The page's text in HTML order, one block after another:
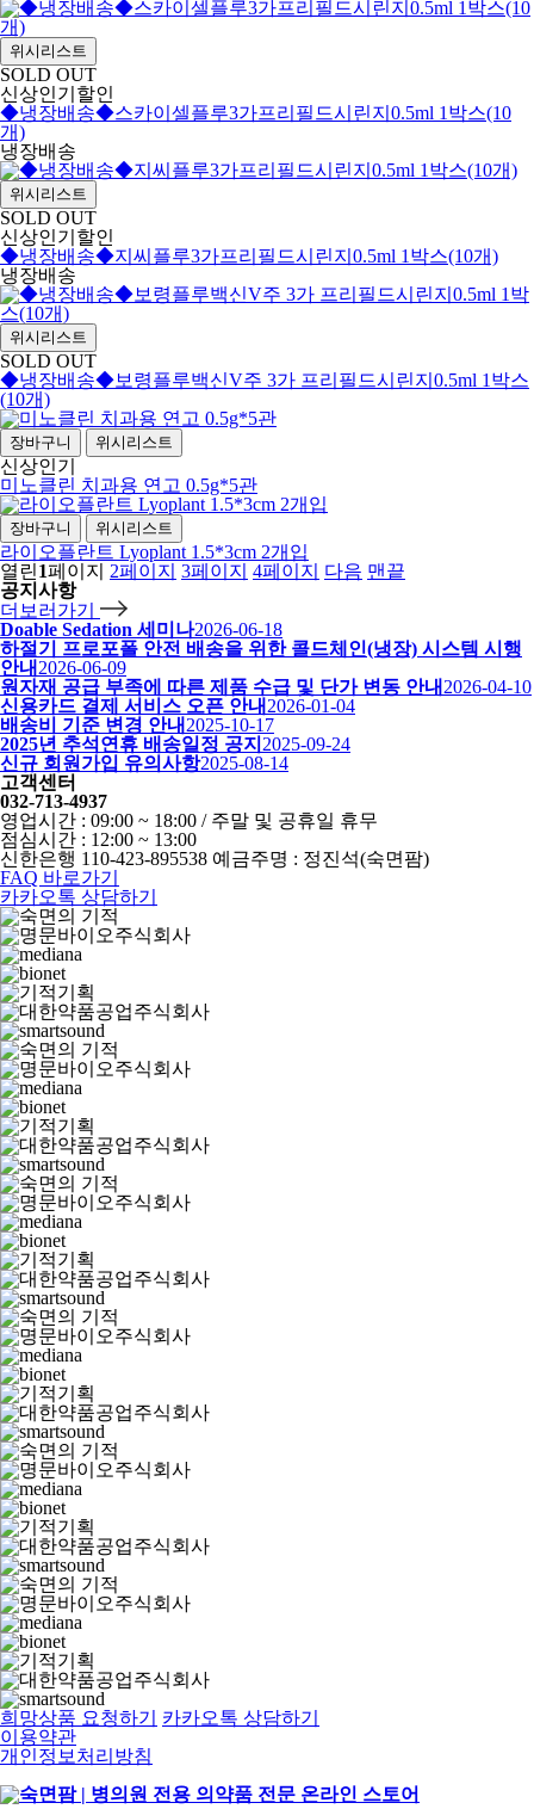
위시리스트
SOLD OUT
신상인기 할인
◆냉장배송◆스카이셀플루3가프리필드시린지0.5ml 1박스(10
개)
냉장배송
위시리스트
SOLD OUT
신상인기 할인
◆냉장배송◆지씨플루3가프리필드시린지0.5ml 1박스(10개)
냉장배송
위시리스트
SOLD OUT
◆냉장배송◆보령플루백신V주 3가 프리필드시린지0.5ml 1박스
(10개)
장바구니 위시리스트
신상인기
미노클린 치과용 연고 0.5g*5관
장바구니 위시리스트
라이오플란트 Lyoplant 1.5*3cm 2개입
열린1페이지 2페이지 3페이지 4페이지 다음 맨끝
공지사항
더보러가기
Doable Sedation 세미나2026-06-18
하절기 프로포폴 안전 배송을 위한 콜드체인(냉장) 시스템 시행
안내 2026-06-09
원자재 공급 부족에 따른 제품 수급 및 단가 변동 안내 2026-04-10
신용카드 결제 서비스 오픈 안내 2026-01-04
배송비 기준 변경 안내 2025-10-17
2025년 추석연휴 배송일정 공지 2025-09-24
신규 회원가입 유의사항2025-08-14
고객센터
032-713-4937
영업시간 : 09:00 ~ 18:00 / 주말 및 공휴일 휴무
점심시간 : 12:00 ~ 13:00
신한은행 110-423-895538 예금주명 : 정진석(숙면팜)
FAQ 바로가기
카카오톡 상담하기
희망상품 요청하기
카카오톡 상담하기
이용약관
개인정보처리방침